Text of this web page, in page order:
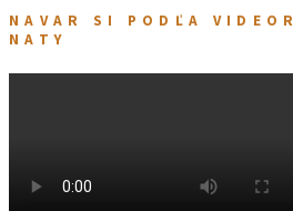
NAVAR SI PODĽA
NATY